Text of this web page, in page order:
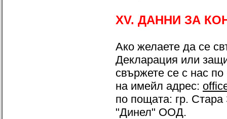
XV. ДАННИ ЗА
Ако желаете да се
Декларация или
свържете се с нас
на имейл адрес:
по пощата: гр.
"Динел" ООД.